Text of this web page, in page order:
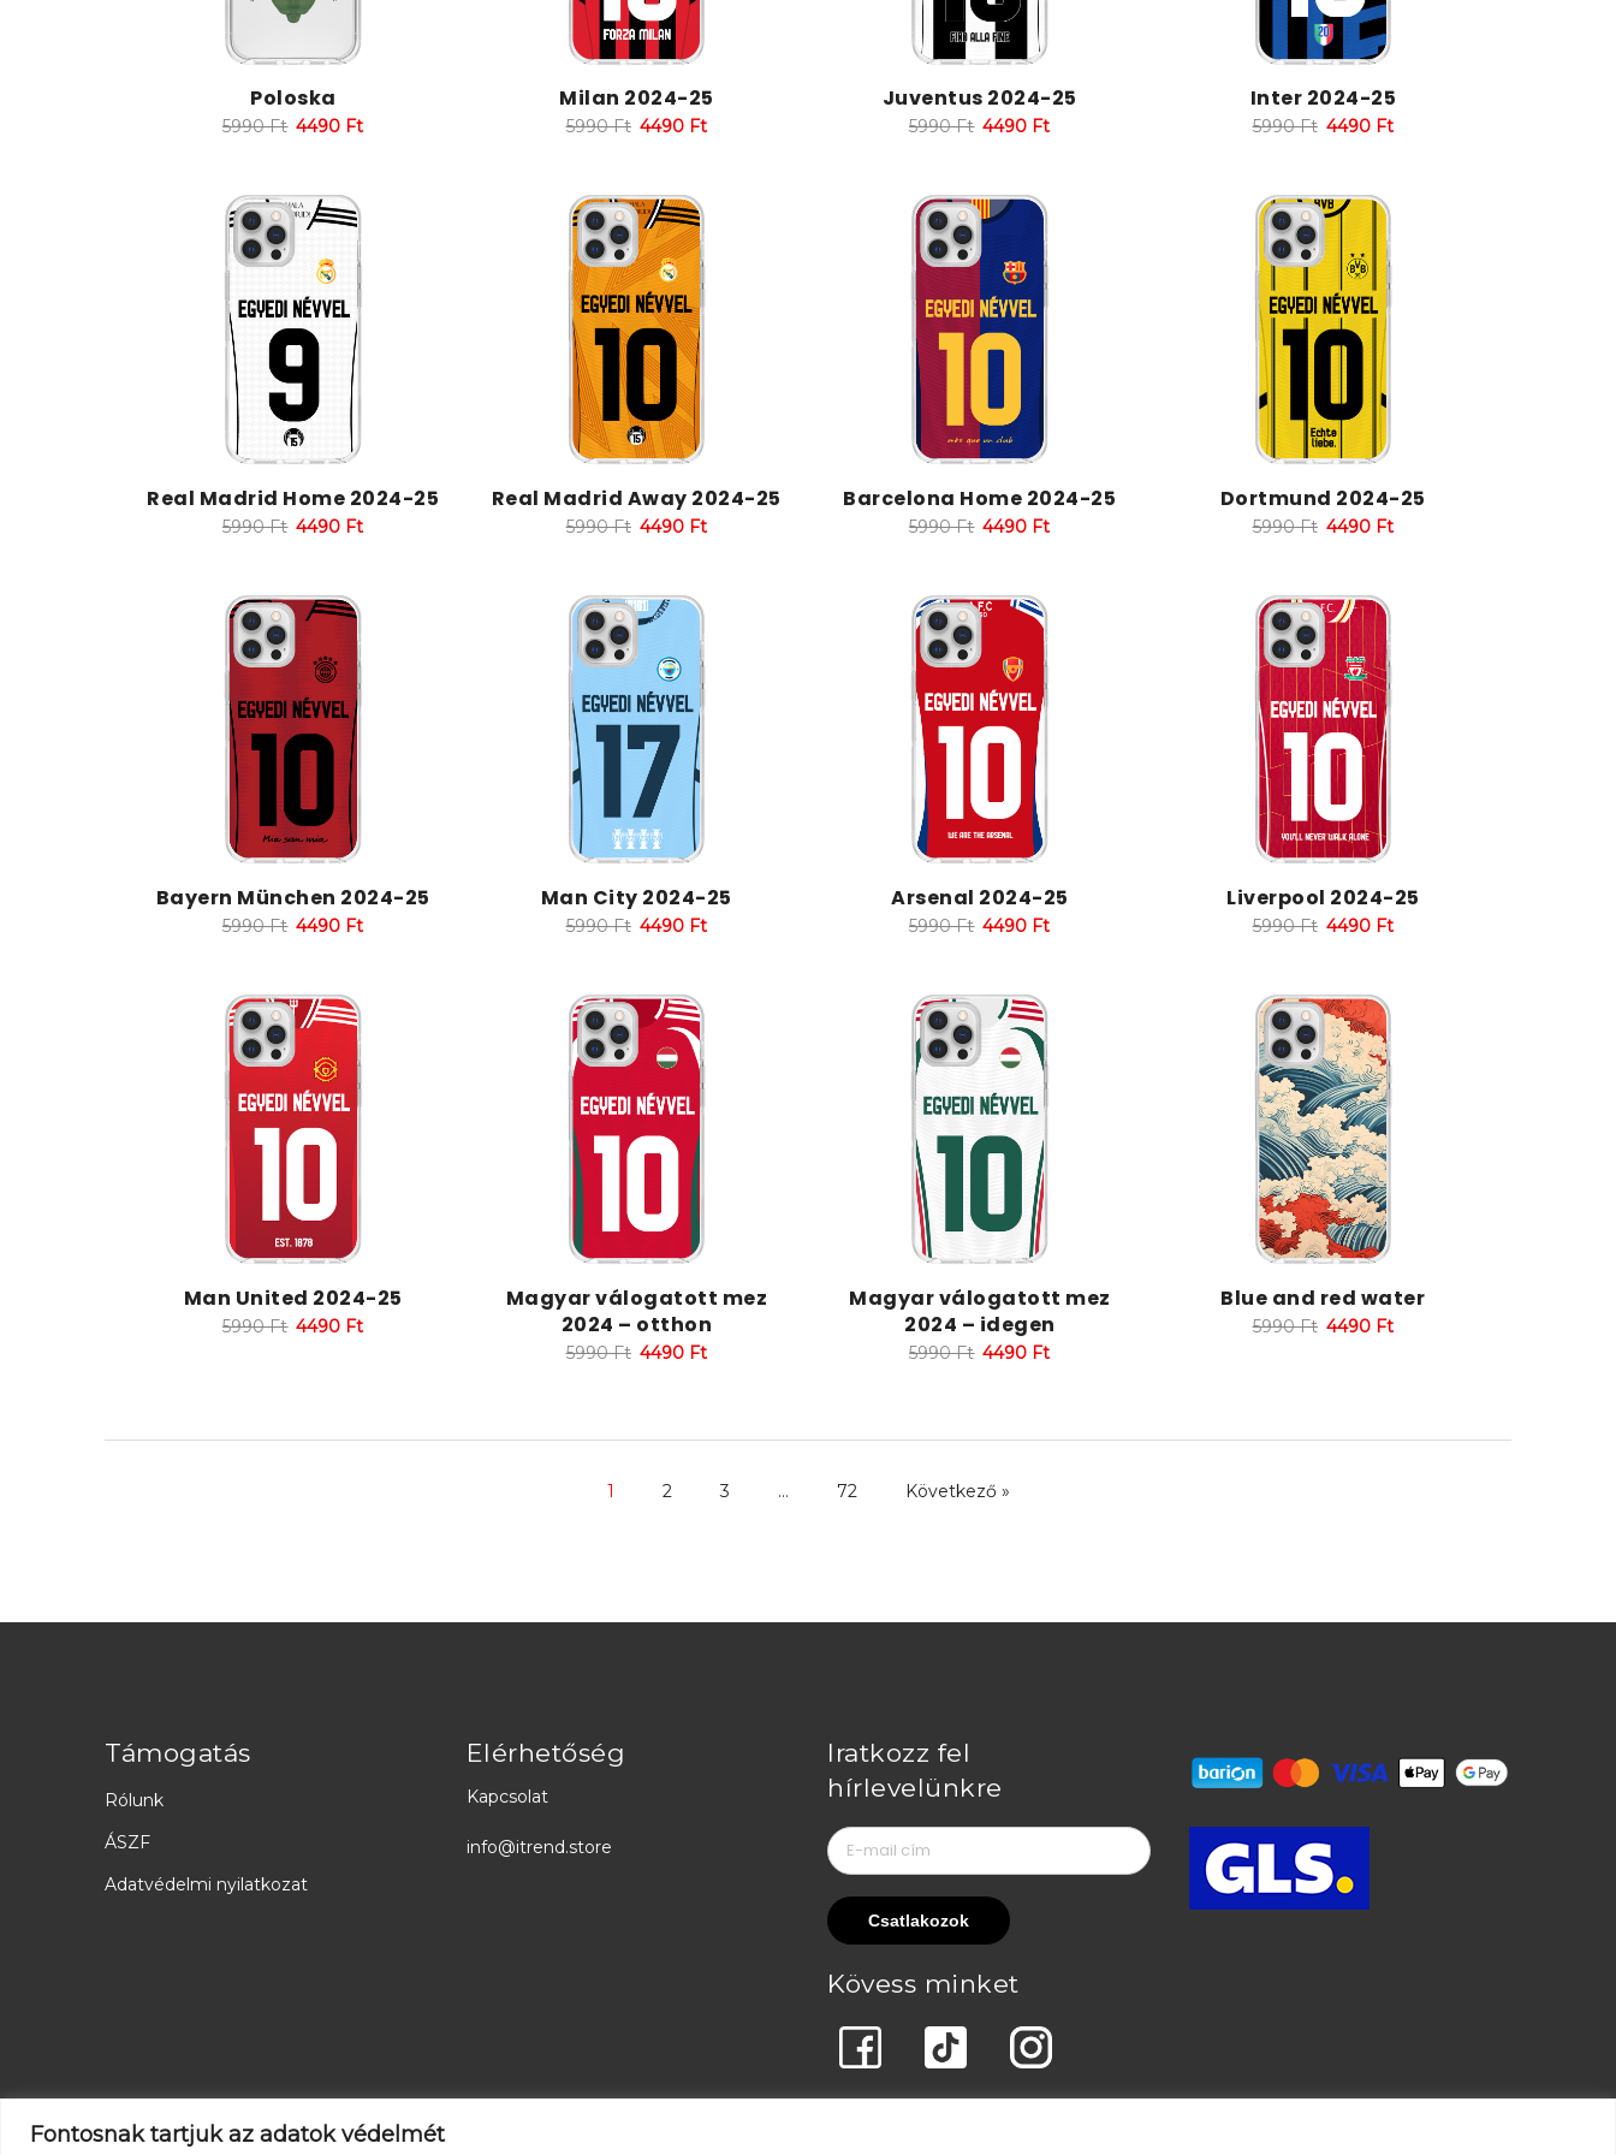
Fontosnak tartjuk az adatok védelmét
Poloska
5990Ft 4490 Ft
Milan 2024-25
5990Ft 4490 Ft
Juventus 2024-25
5990Ft 4490 Ft
Inter 2024-25
5990Ft 4490 Ft
Real Madrid Home 2024-25
5990Ft 4490 Ft
Real Madrid Away 2024-25
5990Ft 4490 Ft
Barcelona Home 2024-25
5990Ft 4490 Ft
Dortmund 2024-25
5990Ft 4490 Ft
Bayern München 2024-25
5990Ft 4490 Ft
Man City 2024-25
5990Ft 4490 Ft
Arsenal 2024-25
5990Ft 4490 Ft
Liverpool 2024-25
5990Ft 4490 Ft
Man United 2024-25
5990Ft 4490 Ft
Magyar válogatott mez
2024 – otthon
5990Ft 4490 Ft
Magyar válogatott mez
2024 – idegen
5990Ft 4490 Ft
Blue and red water
5990Ft 4490 Ft
1 2 3 … 72 Következő »
Támogatás
Rólunk
ÁSZF
Adatvédelmi nyilatkozat
Elérhetőség
Kapcsolat
info@itrend.store
Iratkozz fel
hírlevelünkre
Kövess minket